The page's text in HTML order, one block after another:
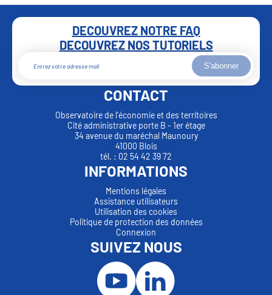
DECOUVREZ NOTRE FAQ
DECOUVREZ NOS TUTORIELS
S'abonner
CONTACT
Observatoire de l'économie et des territoires
Cité administrative porte B - 1er étage
34 avenue du maréchal Maunoury
41000 Blois
tél. : 02 54 42 39 72
INFORMATIONS
Mentions légales
Assistance utilisateurs
Utilisation des cookies
Politique de protection des données
Connexion
SUIVEZ NOUS